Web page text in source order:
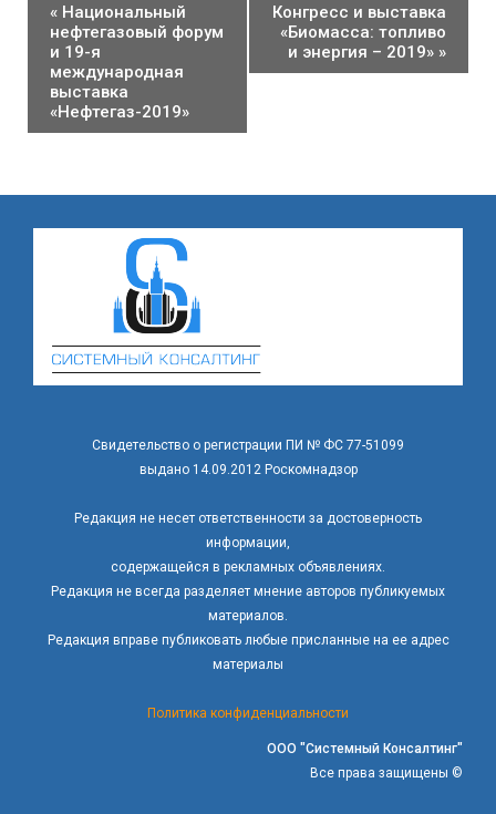
« Национальный
нефтегазовый форум
и 19-я
международная
выставка
«Нефтегаз-2019»
Конгресс и выставка
«Биомасса: топливо
и энергия – 2019» »
Свидетельство о регистрации ПИ № ФС 77-51099
выдано 14.09.2012 Роскомнадзор
Редакция не несет ответственности за достоверность
информации,
содержащейся в рекламных объявлениях.
Редакция не всегда разделяет мнение авторов публикуемых
материалов.
Редакция вправе публиковать любые присланные на ее адрес
материалы
Политика конфиденциальности
ООО "Системный Консалтинг"
Все права защищены ©